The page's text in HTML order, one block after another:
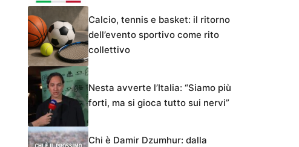
Calcio, tennis e basket: il ritorno
dell’evento sportivo come rito
collettivo
Nesta avverte l’Italia: “Siamo più
forti, ma si gioca tutto sui nervi”
Chi è Damir Dzumhur: dalla